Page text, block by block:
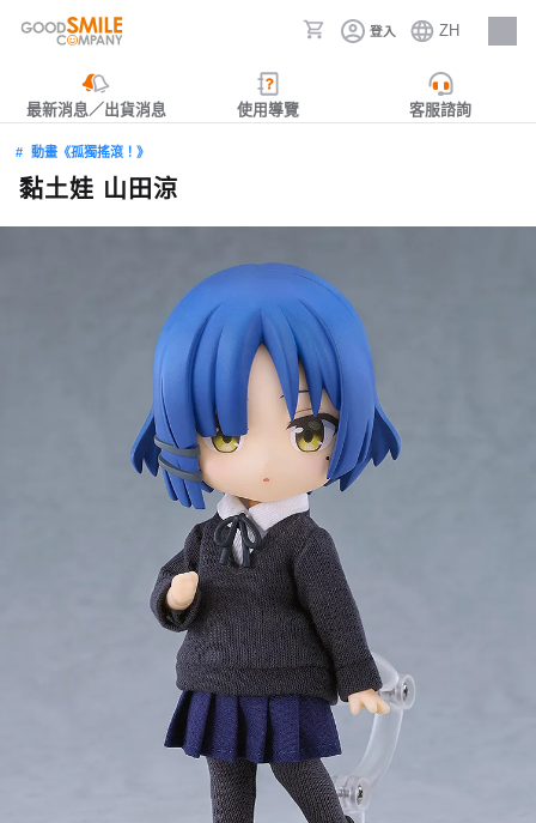
登入 ZH
人才招募
最新消息／出貨消息 使用導覽 客服諮詢
動畫《孤獨搖滾！》
黏土娃 山田涼